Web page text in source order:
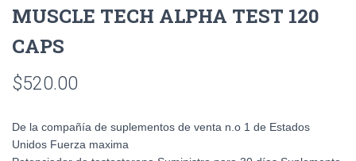
MUSCLE TECH ALPHA TEST 120
CAPS
$520.00
De la compañía de suplementos de venta n.o 1 de Estados
Unidos Fuerza maxima